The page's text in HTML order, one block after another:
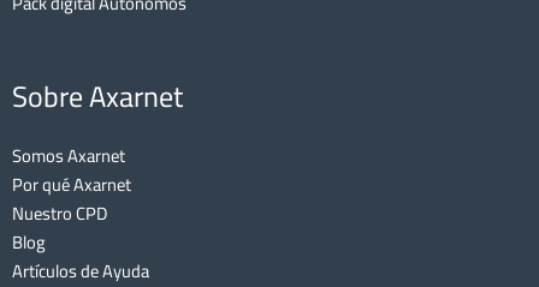
Sobre Axarnet
Somos Axarnet
Por qué Axarnet
Nuestro CPD
Blog
Artículos de Ayuda